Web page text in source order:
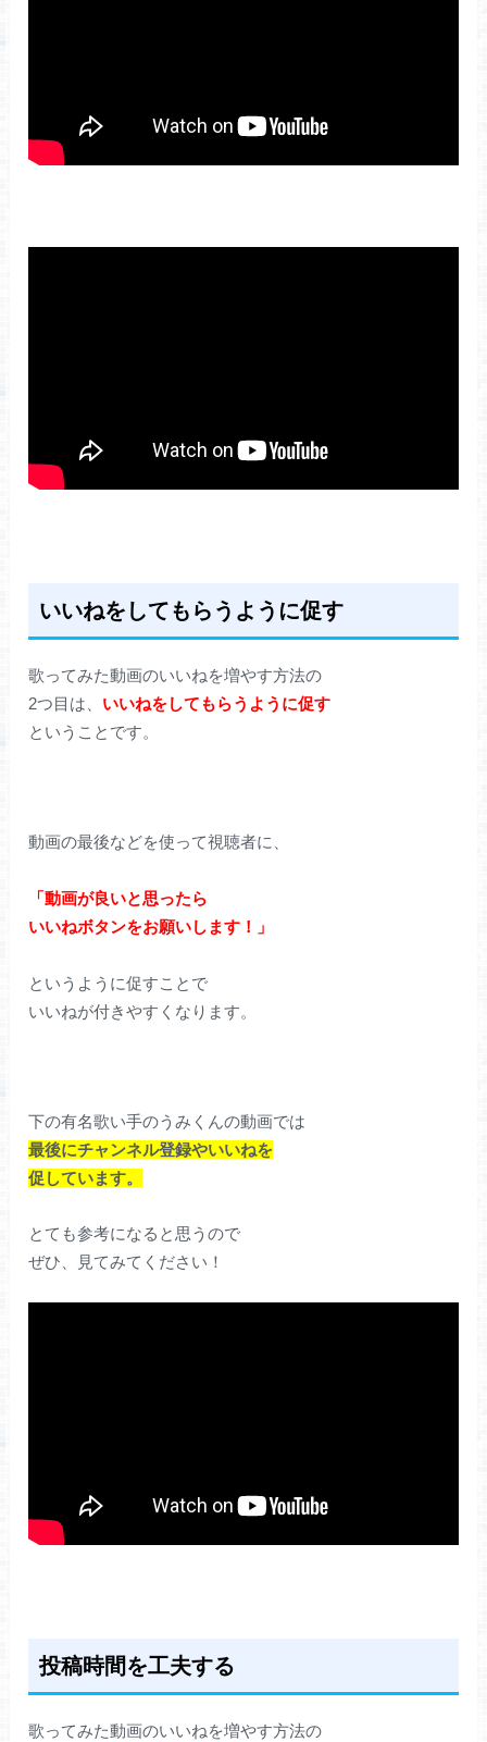
いいねをしてもらうように促す
歌ってみた動画のいいねを増やす方法の
2つ目は、 いいねをしてもらうように促す
ということです。
動画の最後などを使って視聴者に、
「動画が良いと思ったら
いいねボタンをお願いします！」
というように促すことで
いいねが付きやすくなります。
下の有名歌い手のうみくんの動画では
最後にチャンネル登録やいいねを
促しています。
とても参考になると思うので
ぜひ、見てみてください！
投稿時間を工夫する
歌ってみた動画のいいねを増やす方法の